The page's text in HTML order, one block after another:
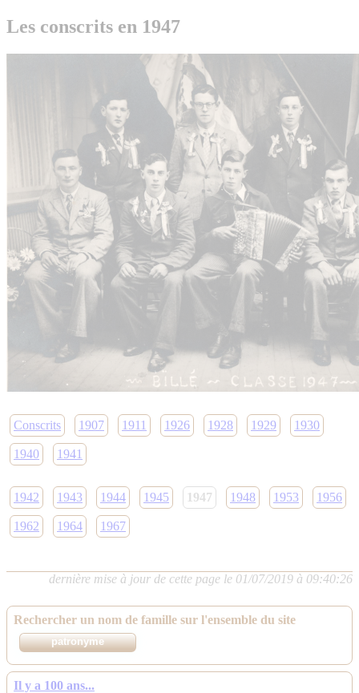
Les conscrits en 1947
Conscrits 1907 1911 1926 1928 1929 1930
1940 1941
1942 1943 1944 1945 1947 1948 1953 1956
1962 1964 1967
dernière mise à jour de cette page le 01/07/2019 à 09:40:26
Rechercher un nom de famille sur l'ensemble du site
Il y a 100 ans...